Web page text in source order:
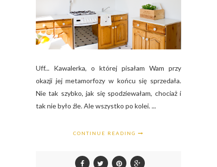
Uff... Kawalerka, o której pisałam Wam przy
okazji jej metamorfozy w końcu się sprzedała.
Nie tak szybko, jak się spodziewałam, chociaż i
tak nie było źle. Ale wszystko po kolei. ...
CONTINUE READING